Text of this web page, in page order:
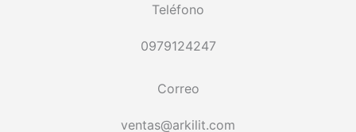
Teléfono
0979124247
Correo
ventas@arkilit.com